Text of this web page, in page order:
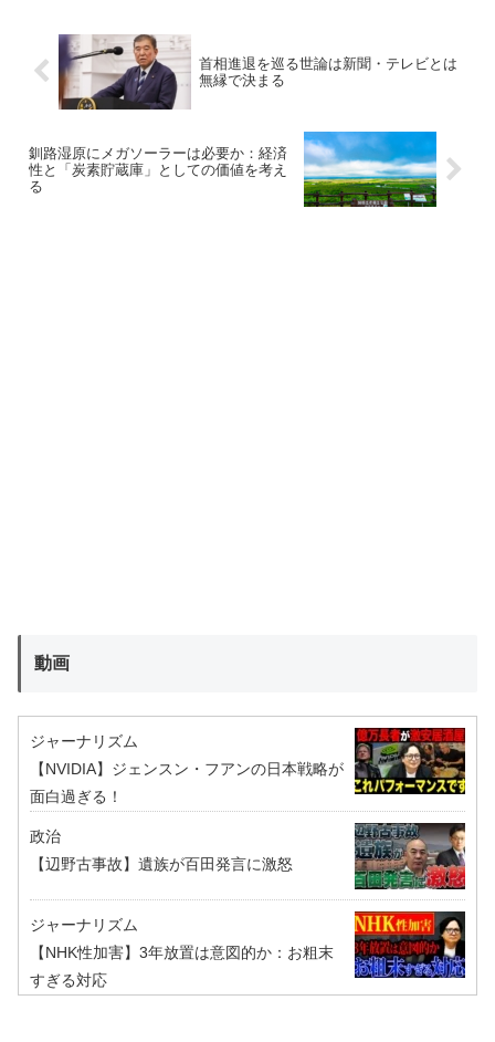
首相進退を巡る世論は新聞・テレビとは
無縁で決まる
釧路湿原にメガソーラーは必要か：経済
性と「炭素貯蔵庫」としての価値を考え
る
動画
ジャーナリズム
【NVIDIA】ジェンスン・フアンの日本戦略が
面白過ぎる！
政治
【辺野古事故】遺族が百田発言に激怒
ジャーナリズム
【NHK性加害】3年放置は意図的か：お粗末
すぎる対応